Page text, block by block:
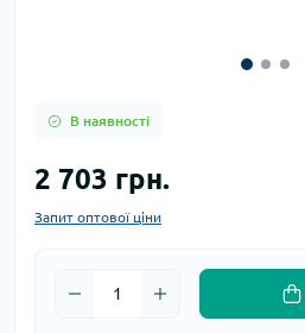
В наявності
2 703 грн.
Запит оптової ціни